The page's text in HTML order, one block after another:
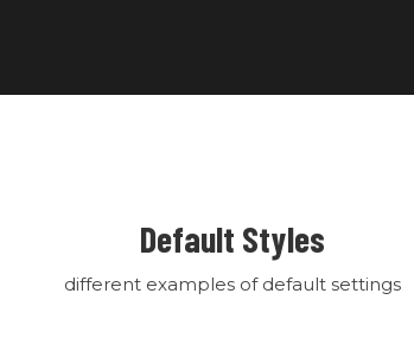
Default Styles
different examples of default settings